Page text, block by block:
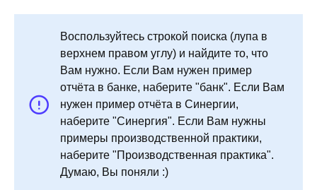
Воспользуйтесь строкой поиска (лупа в
верхнем правом углу) и найдите то, что
Вам нужно. Если Вам нужен пример
отчёта в банке, наберите "банк". Если Вам
нужен пример отчёта в Синергии,
наберите "Синергия". Если Вам нужны
примеры производственной практики,
наберите "Производственная практика".
Думаю, Вы поняли :)